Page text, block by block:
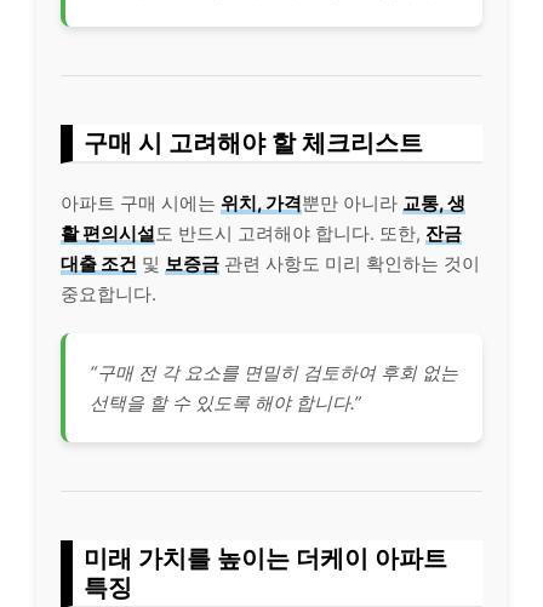
구매 시 고려해야 할 체크리스트
아파트 구매 시에는 위치, 가격뿐만 아니라 교통, 생
활 편의시설도 반드시 고려해야 합니다. 또한, 잔금
대출 조건 및 보증금 관련 사항도 미리 확인하는 것이
중요합니다.
“구매 전 각 요소를 면밀히 검토하여 후회 없는
선택을 할 수 있도록 해야 합니다.”
미래 가치를 높이는 더케이 아파트
특징